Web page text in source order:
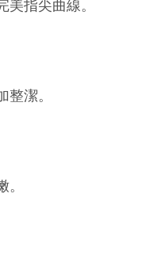
指尖曲線。
潔。